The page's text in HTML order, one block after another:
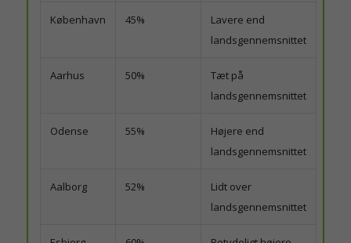
København 45%
Lavere end
landsgennemsnittet
Aarhus 50%
Tæt på
landsgennemsnittet
Odense 55%
Højere end
landsgennemsnittet
Aalborg 52%
Lidt over
landsgennemsnittet